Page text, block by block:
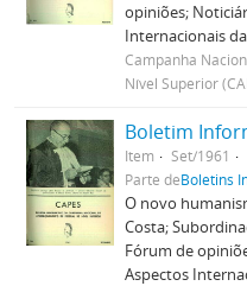
opiniões;
Internacionais
Campanha
Nível Superior
Boletim
Item
Set/1961
Parte deBoletins
O novo
Costa;
Fórum de
Aspectos